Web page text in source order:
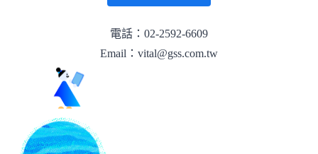
電話：02-2592-6609
Email：vital@gss.com.tw